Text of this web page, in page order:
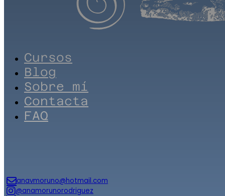
Cursos
Blog
Sobre mí
Contacta
FAQ
anavmoruno@hotmail.com
@anamorunorodriguez